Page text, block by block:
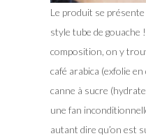
Le produit se
style tube de gouache
composition, on y
café arabica (exfolie
canne à sucre
une fan
autant dire qu’on est